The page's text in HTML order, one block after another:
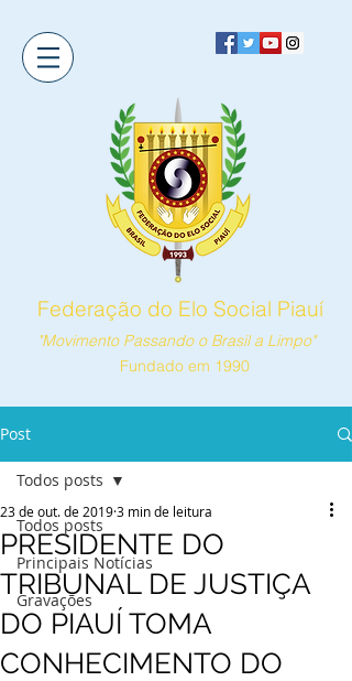
Federação do Elo Social Piauí
"Movimento Passando o Brasil a Limpo"
Fundado em 1990
Post
Todos posts
Principais Notícias
Gravações
Todos posts
PRESIDENTE DO
TRIBUNAL DE JUSTIÇA
DO PIAUÍ TOMA
CONHECIMENTO DO
23 de out. de 20193 min de leitura